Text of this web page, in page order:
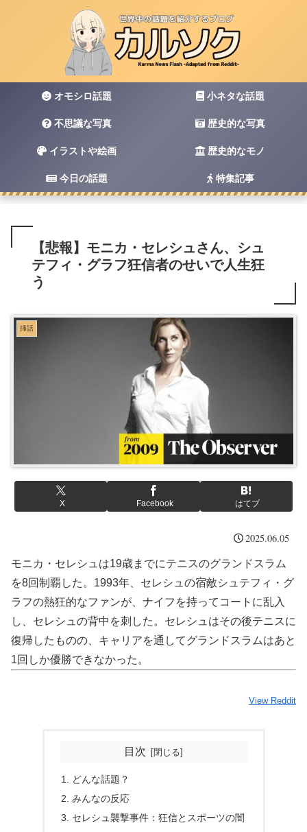
オモシロ話題 小ネタな話題
不思議な写真 歴史的な写真
イラストや絵画 歴史的なモノ
今日の話題 特集記事
【悲報】モニカ・セレシュさん、シュ
テフィ・グラフ狂信者のせいで人生狂
う
挿話
X Facebook はてブ
2025.06.05
モニカ・セレシュは19歳までにテニスのグランドスラム
を8回制覇した。1993年、セレシュの宿敵シュテフィ・グ
ラフの熱狂的なファンが、ナイフを持ってコートに乱入
し、セレシュの背中を刺した。セレシュはその後テニスに
復帰したものの、キャリアを通してグランドスラムはあと
1回しか優勝できなかった。
View Reddit
目次
どんな話題？
みんなの反応
セレシュ襲撃事件：狂信とスポーツの闇